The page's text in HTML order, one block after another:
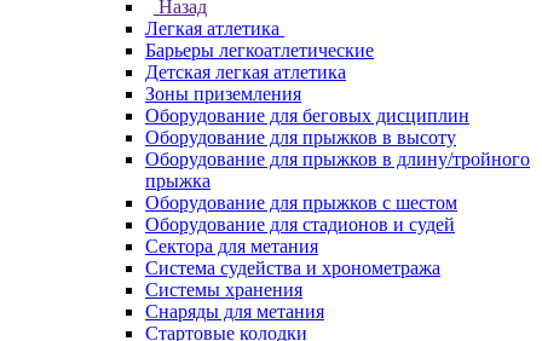
Назад
Легкая атлетика
Барьеры легкоатлетические
Детская легкая атлетика
Зоны приземления
Оборудование для беговых дисциплин
Оборудование для прыжков в высоту
Оборудование для прыжков в длину/тройного
прыжка
Оборудование для прыжков с шестом
Оборудование для стадионов и судей
Сектора для метания
Система судейства и хронометража
Системы хранения
Снаряды для метания
Стартовые колодки